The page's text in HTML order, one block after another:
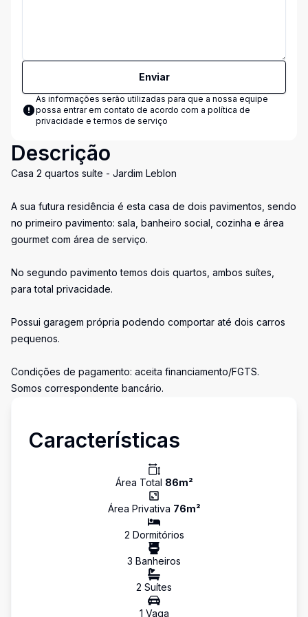
Enviar
As informações serão utilizadas para que a nossa equipe
possa entrar em contato de acordo com a política de
privacidade e termos de serviço
Descrição
Casa 2 quartos suíte - Jardim Leblon
A sua futura residência é esta casa de dois pavimentos, sendo
no primeiro pavimento: sala, banheiro social, cozinha e área
gourmet com área de serviço.
No segundo pavimento temos dois quartos, ambos suítes,
para total privacidade.
Possui garagem própria podendo comportar até dois carros
pequenos.
Condições de pagamento: aceita financiamento/FGTS.
Somos correspondente bancário.
Características
Área Total 86m²
Área Privativa 76m²
2 Dormitórios
3 Banheiros
2 Suítes
1 Vaga